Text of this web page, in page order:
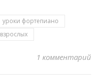
уроки фортепиано
1 комментарий